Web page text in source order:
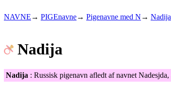
NAVNE → PIGEnavne→ Pigenavne med N → Nadija
Nadija
Nadija : Russisk pigenavn afledt af navnet